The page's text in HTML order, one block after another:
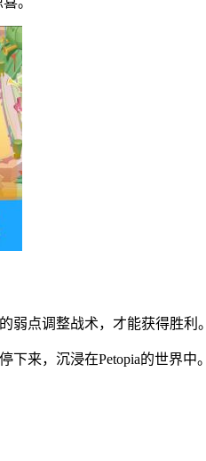
弱点调整战术，才能获得胜利。
来，沉浸在Petopia的世界中。